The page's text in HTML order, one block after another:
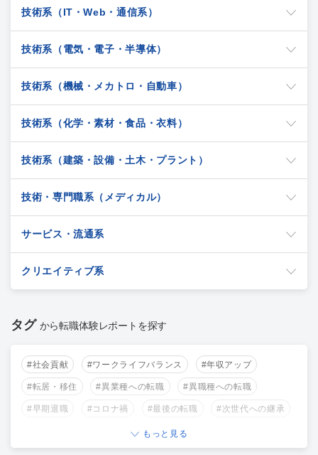
技術系（IT・Web・通信系）
技術系（電気・電子・半導体）
技術系（機械・メカトロ・自動車）
技術系（化学・素材・食品・衣料）
技術系（建築・設備・土木・プラント）
技術・専門職系（メディカル）
サービス・流通系
クリエイティブ系
タグ から転職体験レポートを探す
#社会貢献 #ワークライフバランス #年収アップ
#転居・移住 #異業種への転職 #異職種への転職
#早期退職 #コロナ禍 #最後の転職 #次世代への継承
もっと見る